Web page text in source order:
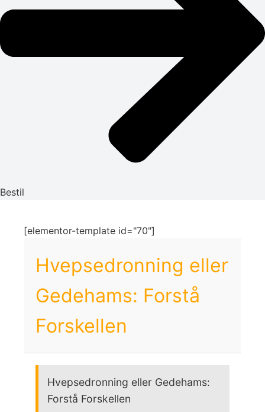
Bestil
[elementor-template id="70"]
Hvepsedronning eller
Gedehams: Forstå
Forskellen
Hvepsedronning eller Gedehams:
Forstå Forskellen